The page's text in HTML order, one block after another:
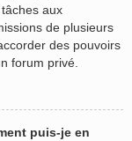
aux
de plusieurs
des pouvoirs
forum privé.
puis-je en